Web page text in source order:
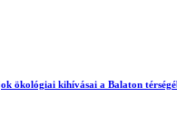
ökológiai kihívásai a Balaton